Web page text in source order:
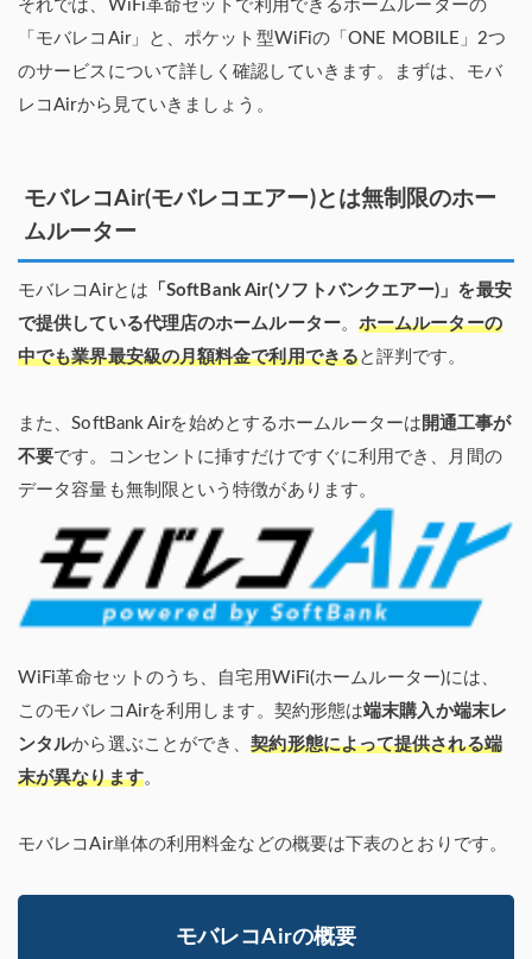
それでは、WiFi革命セットで利用できるホームルーターの
「モバレコAir」と、ポケット型WiFiの「ONE MOBILE」2つ
のサービスについて詳しく確認していきます。まずは、モバ
レコAirから見ていきましょう。
モバレコAir(モバレコエアー)とは無制限のホー
ムルーター
モバレコAirとは 「SoftBank Air(ソフトバンクエアー)」を最安
で提供している代理店のホームルーター。 ホームルーターの
中でも業界最安級の月額料金で利用できると評判です。
また、SoftBank Airを始めとするホームルーターは 開通工事が
不要です。コンセントに挿すだけですぐに利用でき、月間の
データ容量も無制限という特徴があります。
WiFi革命セットのうち、自宅用WiFi(ホームルーター)には、
このモバレコAirを利用します。契約形態は端末購入か端末レ
ンタルから選ぶことができ、契約形態によって提供される端
末が異なります。
モバレコAir単体の利用料金などの概要は下表のとおりです。
モバレコAirの概要